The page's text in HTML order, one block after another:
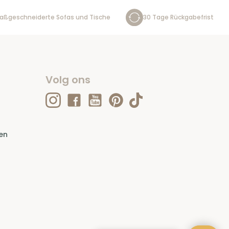
Sofas und Tische 30 Tage Rückgabefrist
Volg ons